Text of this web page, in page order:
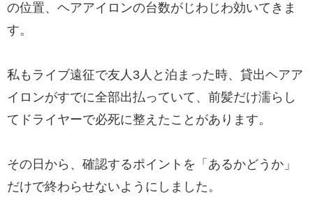
の位置、ヘアアイロンの台数がじわじわ効いてきま
す。
私もライブ遠征で友人3人と泊まった時、貸出ヘアア
イロンがすでに全部出払っていて、前髪だけ濡らし
てドライヤーで必死に整えたことがあります。
その日から、確認するポイントを「あるかどうか」
だけで終わらせないようにしました。